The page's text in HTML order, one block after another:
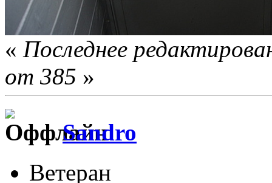
« Последнее
от 385 »
Sandro
Ветеран